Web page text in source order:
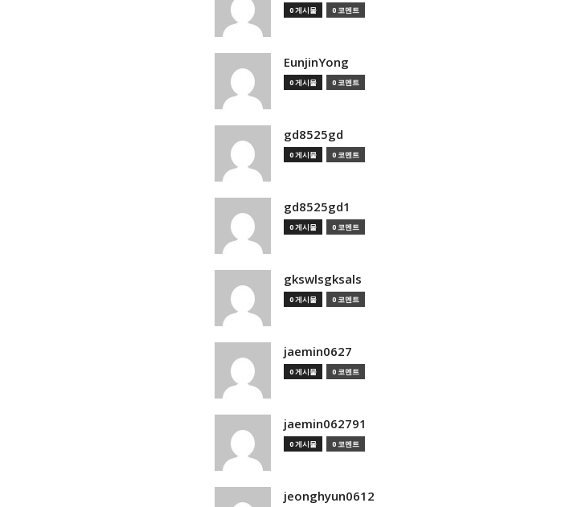
0 게시물 0 코멘트
EunjinYong
0 게시물 0 코멘트
gd8525gd
0 게시물 0 코멘트
gd8525gd1
0 게시물 0 코멘트
gkswlsgksals
0 게시물 0 코멘트
jaemin0627
0 게시물 0 코멘트
jaemin062791
0 게시물 0 코멘트
jeonghyun0612